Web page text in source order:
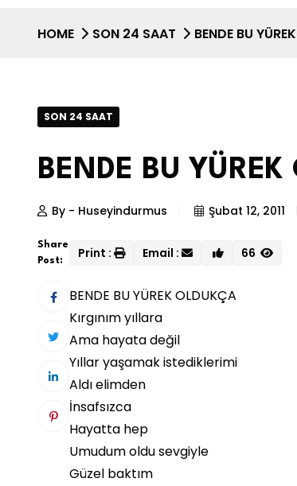
HOME SON 24 SAAT BENDE BU
SON 24 SAAT
BENDE BU YÜREK
By - Huseyindurmus Şubat 12, 2011
Share
Post:
Print : Email : 66
BENDE BU YÜREK OLDUKÇA
Kırgınım yıllara
Ama hayata değil
Yıllar yaşamak istediklerimi
Aldı elimden
İnsafsızca
Hayatta hep
Umudum oldu sevgiyle
Güzel baktım